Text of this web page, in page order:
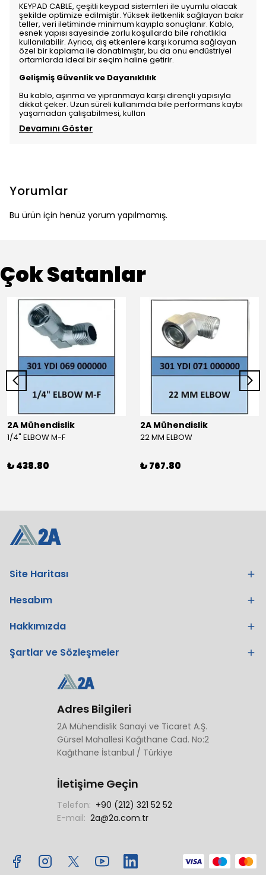
KEYPAD CABLE, çeşitli keypad sistemleri ile uyumlu olacak
şekilde optimize edilmiştir. Yüksek iletkenlik sağlayan bakır
teller, veri iletiminde minimum kayıpla sonuçlanır. Kablo,
esnek yapısı sayesinde zorlu koşullarda bile rahatlıkla
kullanılabilir. Ayrıca, dış etkenlere karşı koruma sağlayan
özel bir kaplama ile donatılmıştır, bu da onu endüstriyel
ortamlarda ideal bir seçim haline getirir.
Gelişmiş Güvenlik ve Dayanıklılık
Bu kablo, aşınma ve yıpranmaya karşı dirençli yapısıyla
dikkat çeker. Uzun süreli kullanımda bile performans kaybı
yaşamadan çalışabilmesi, kullan
Devamını Göster
Yorumlar
Bu ürün için henüz yorum yapılmamış.
Çok Satanlar
2A Mühendislik
1/4" ELBOW M-F
₺ 438.80
2A Mühendislik
22 MM ELBOW
₺ 767.80
Site Haritası
Hesabım
Hakkımızda
Şartlar ve Sözleşmeler
Adres Bilgileri
2A Mühendislik Sanayi ve Ticaret A.Ş.
Gürsel Mahallesi Kağıthane Cad. No:2
Kağıthane İstanbul / Türkiye
İletişime Geçin
Telefon: +90 (212) 321 52 52
E-mail: 2a@2a.com.tr